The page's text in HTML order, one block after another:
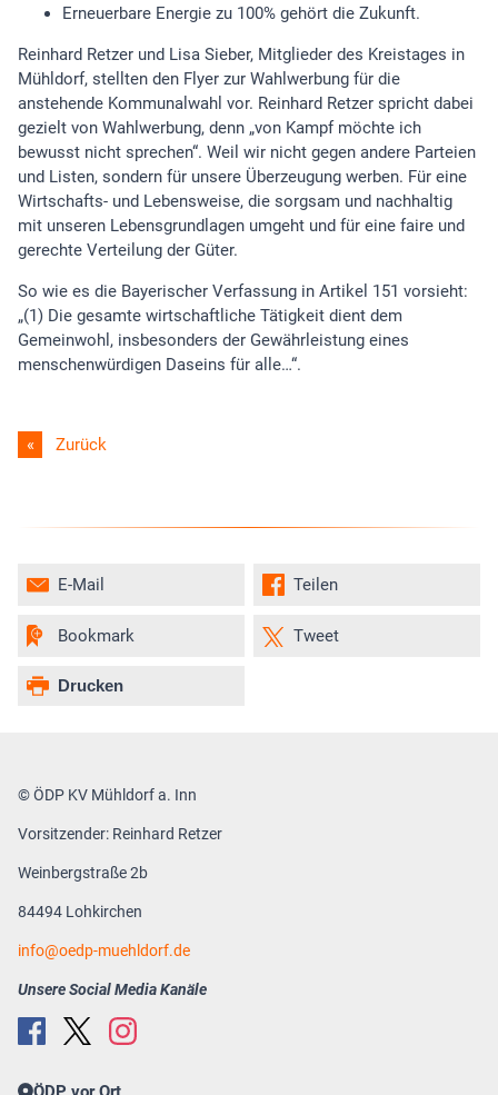
Erneuerbare Energie zu 100% gehört die Zukunft.
Reinhard Retzer und Lisa Sieber, Mitglieder des Kreistages in
Mühldorf, stellten den Flyer zur Wahlwerbung für die
anstehende Kommunalwahl vor. Reinhard Retzer spricht dabei
gezielt von Wahlwerbung, denn „von Kampf möchte ich
bewusst nicht sprechen“. Weil wir nicht gegen andere Parteien
und Listen, sondern für unsere Überzeugung werben. Für eine
Wirtschafts- und Lebensweise, die sorgsam und nachhaltig
mit unseren Lebensgrundlagen umgeht und für eine faire und
gerechte Verteilung der Güter.
So wie es die Bayerischer Verfassung in Artikel 151 vorsieht:
„(1) Die gesamte wirtschaftliche Tätigkeit dient dem
Gemeinwohl, insbesonders der Gewährleistung eines
menschenwürdigen Daseins für alle…“.
Zurück
Teilen
Tweet
E-Mail
Bookmark
Drucken
© ÖDP KV Mühldorf a. Inn
Vorsitzender: Reinhard Retzer
Weinbergstraße 2b
84494 Lohkirchen
info oedp-muehldorf.de
Unsere Social Media Kanäle